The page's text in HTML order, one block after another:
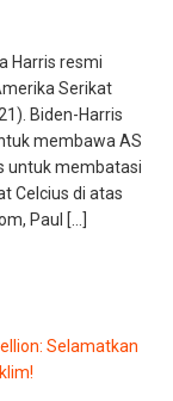
Harris resmi
Serikat
Biden-Harris
membawa AS
untuk membatasi
Celcius di atas
Paul […]